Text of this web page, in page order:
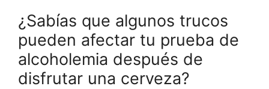
¿Sabías que algunos trucos
pueden afectar tu prueba de
alcoholemia después de
disfrutar una cerveza?